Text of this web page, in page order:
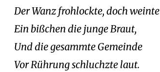
Der Wanz frohlockte, doch weinte
Ein bißchen die junge Braut,
Und die gesammte Gemeinde
Vor Rührung schluchzte laut.